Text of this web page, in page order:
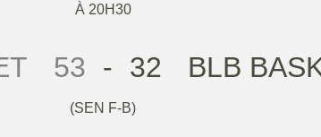
À 20H30
53 - 32 BLB
(SEN F-B)